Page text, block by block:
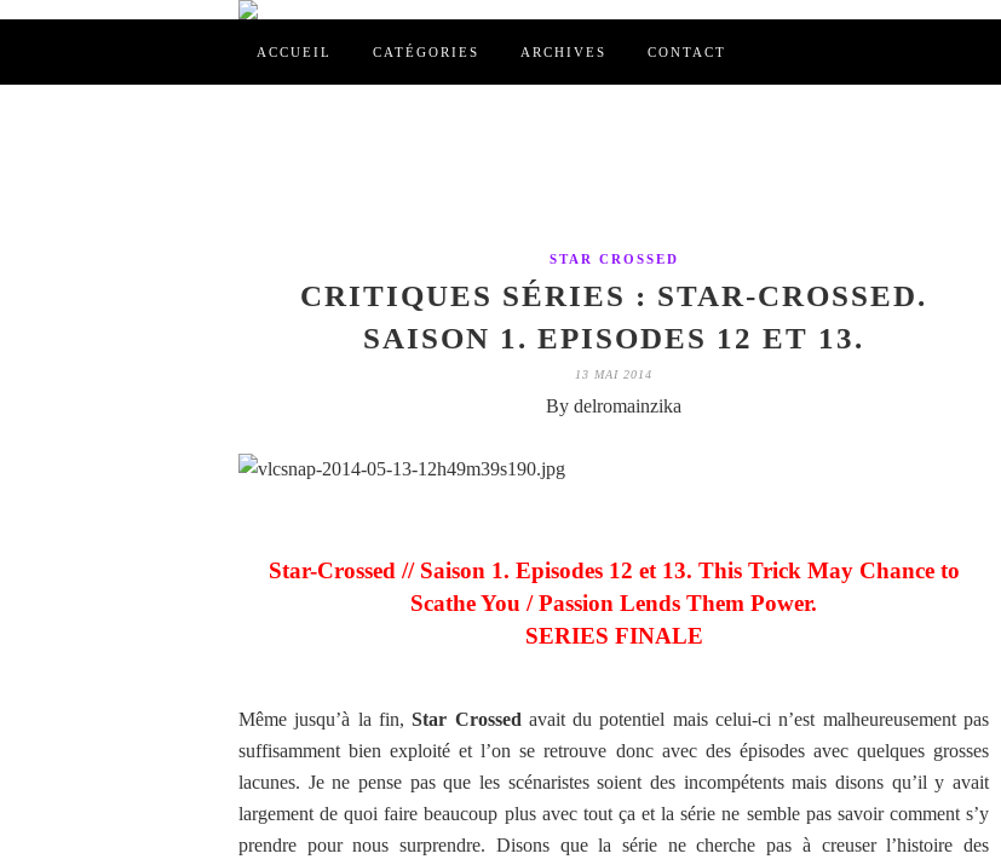
ACCUEIL CATÉGORIES ARCHIVES CONTACT
STAR CROSSED
CRITIQUES SÉRIES : STAR-CROSSED.
SAISON 1. EPISODES 12 ET 13.
13 MAI 2014
By delromainzika
Star-Crossed // Saison 1. Episodes 12 et 13. This Trick May Chance to
Scathe You / Passion Lends Them Power.
SERIES FINALE
Même jusqu’à la fin,Star Crossed avait du potentiel mais celui-ci n’est malheureusement pas
suffisamment bien exploité et l’on se retrouve donc avec des épisodes avec quelques grosses
lacunes. Je ne pense pas que les scénaristes soient des incompétents mais disons qu’il y avait
largement de quoi faire beaucoup plus avec tout ça et la série ne semble pas savoir comment s’y
prendre pour nous surprendre. Disons que la série ne cherche pas à creuser l’histoire des